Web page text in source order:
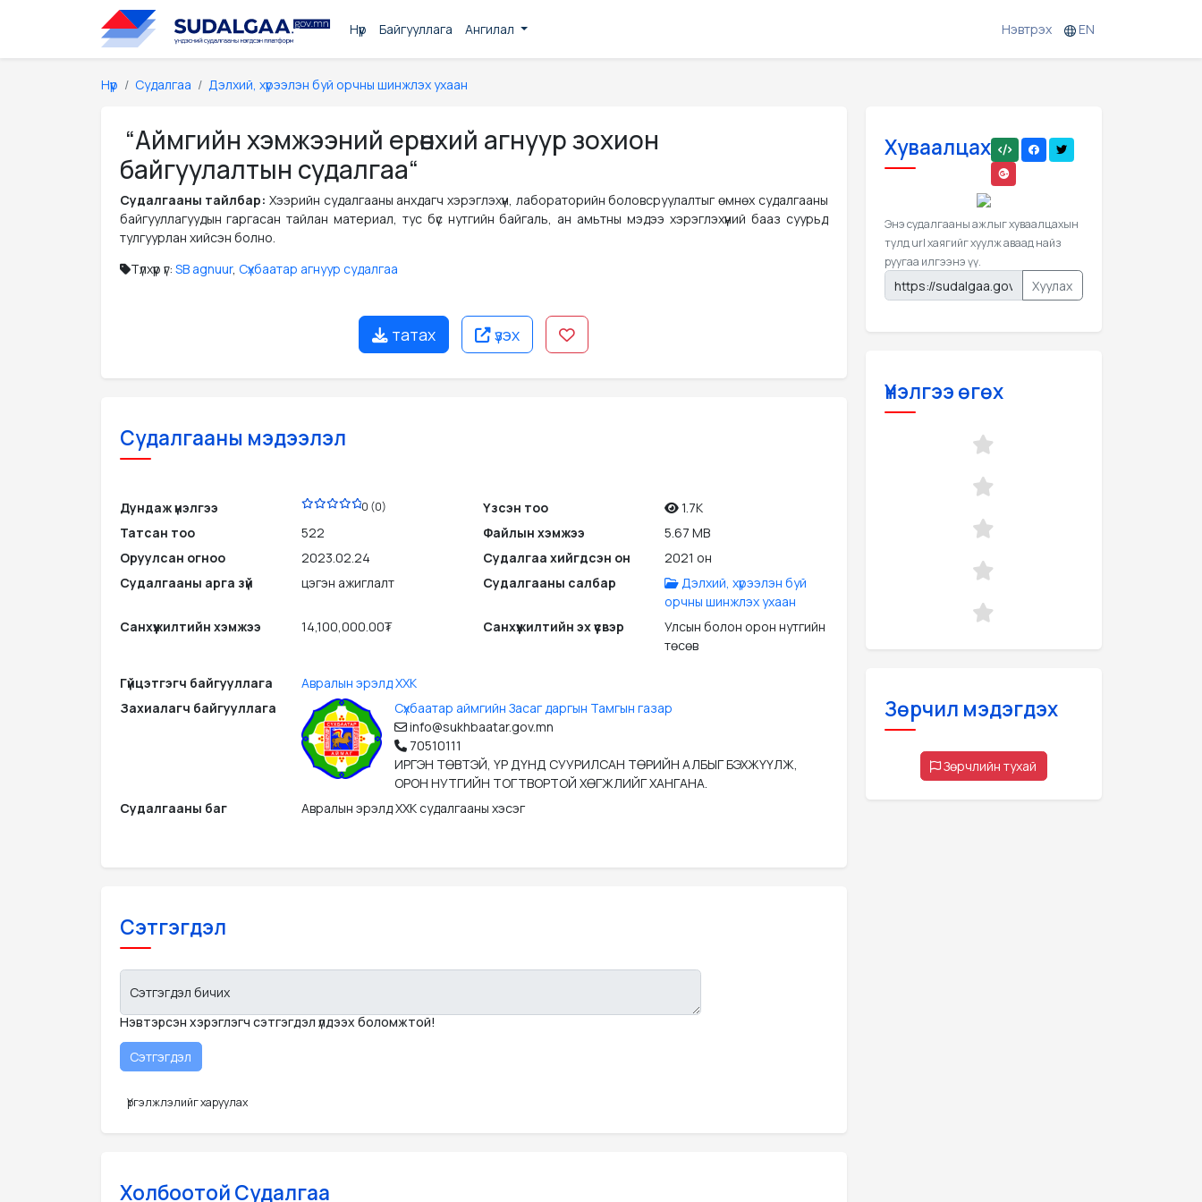
Нүүр Байгууллага Ангилал Нэвтрэх EN
Нүүр Судалгаа Дэлхий, хүрээлэн буй орчны шинжлэх ухаан
“Аймгийн хэмжээний ерөнхий агнуур зохион
байгуулалтын судалгаа“
Судалгааны тайлбар: Хээрийн судалгааны анхдагч хэрэглэхүүн, лабораторийн боловсруулалтыг өмнөх судалгааны
байгууллагуудын гаргасан тайлан материал, тус бүс нутгийн байгаль, ан амьтны мэдээ хэрэглэхүүний бааз суурьд
тулгуурлан хийсэн болно.
Түлхүүр үг: SB agnuur, Сүхбаатар агнуур судалгаа
татах үзэх
Судалгааны мэдээлэл
Дундаж үнэлгээ 0 (0) Үзсэн тоо
1.7K
Татсан тоо
522 Файлын хэмжээ
5.67 MB
Оруулсан огноо
2023.02.24 Судалгаа хийгдсэн он
2021 он
Судалгааны арга зүй
цэгэн ажиглалт Судалгааны салбар
Дэлхий, хүрээлэн буй
орчны шинжлэх ухаан
Санхүүжилтийн хэмжээ
14,100,000.00₮ Санхүүжилтийн эх үүсвэр
Улсын болон орон нутгийн
төсөв
Гүйцэтгэгч байгууллага
Авралын эрэлд ХХК
Захиалагч байгууллага
Сүхбаатар аймгийн Засаг даргын Тамгын газар
info@sukhbaatar.gov.mn
70510111
ИРГЭН ТӨВТЭЙ, ҮР ДҮНД СУУРИЛСАН ТӨРИЙН АЛБЫГ БЭХЖҮҮЛЖ,
ОРОН НУТГИЙН ТОГТВОРТОЙ ХӨГЖЛИЙГ ХАНГАНА.
Судалгааны баг
Авралын эрэлд ХХК судалгааны хэсэг
Сэтгэгдэл
Сэтгэгдэл бичих
Нэвтэрсэн хэрэглэгч сэтгэгдэл үлдээх боломжтой!
Үргэлжлэлийг харуулах
Холбоотой Судалгаа
Хуваалцах
Энэ судалгааны ажлыг хуваалцахын
тулд url хаягийг хуулж аваад найз
руугаа илгээнэ үү.
Хуулах
Үнэлгээ өгөх
Зөрчил мэдэгдэх
Зөрчлийн тухай